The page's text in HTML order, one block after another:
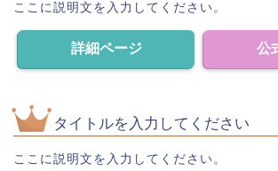
ここに説明文を入力してください。
詳細ページ 公
タイトルを入力してください
ここに説明文を入力してください。